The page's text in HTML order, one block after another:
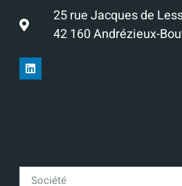
25 rue Jacques de
42 160 Andrézieux-